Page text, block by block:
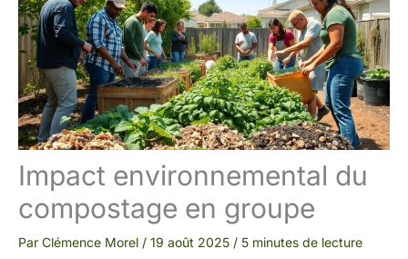
Impact environnemental du
compostage en groupe
Par Clémence Morel / 19 août 2025 / 5 minutes de lecture